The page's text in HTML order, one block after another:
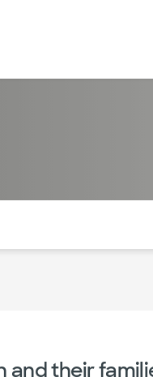
and their